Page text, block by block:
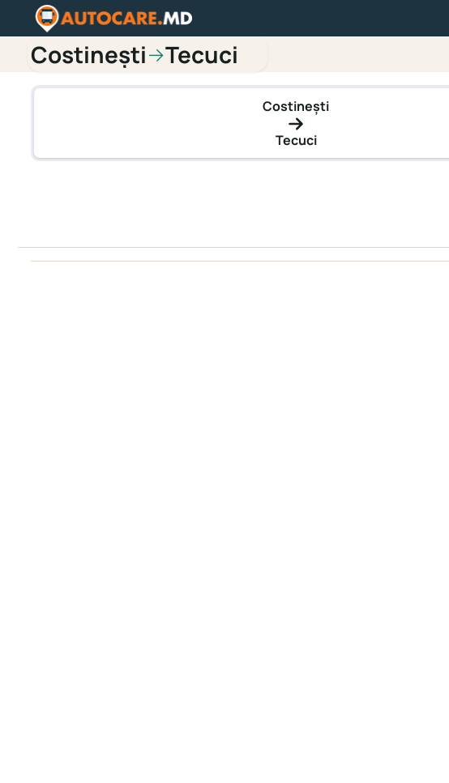
Costinești→Tecuci
Costinești
Tecuci